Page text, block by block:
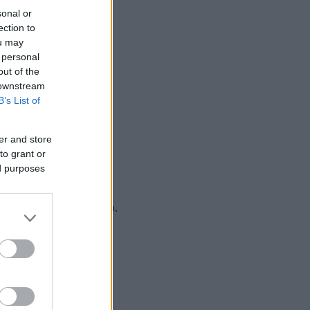
or
to
may
of the
List of
and store
grant or
purposes
Εγνατία
μέχρι Ελ. Βενιζέλου.